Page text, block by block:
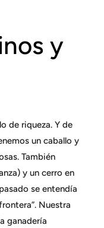
y
de riqueza. Y de
un caballo y
También
y un cerro en
se entendía
Nuestra
ganadería